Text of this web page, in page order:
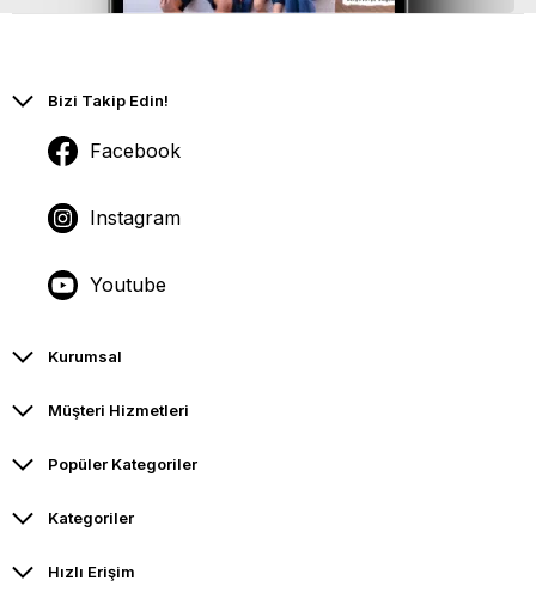
Bizi Takip Edin!
Facebook
Instagram
Youtube
Kurumsal
Müşteri Hizmetleri
Popüler Kategoriler
Kategoriler
Hızlı Erişim